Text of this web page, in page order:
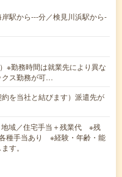
駅から---分／検見川浜駅から-
※勤務時間は就業先により異な
ス勤務が可…
を当社と結びます）派遣先が
域／住宅手当＋残業代 ※残
種手当あり ※経験・年齢・能
す。